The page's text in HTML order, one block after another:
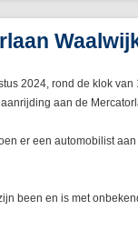
2024, rond de klok van
aan de
er een automobilist
been en is met